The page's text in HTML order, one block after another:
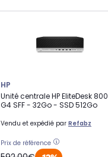
HP
Unité centrale HP EliteDesk 800
G4 SFF - 32Go - SSD 512Go
Vendu et expédié par Refabz
Prix de référence